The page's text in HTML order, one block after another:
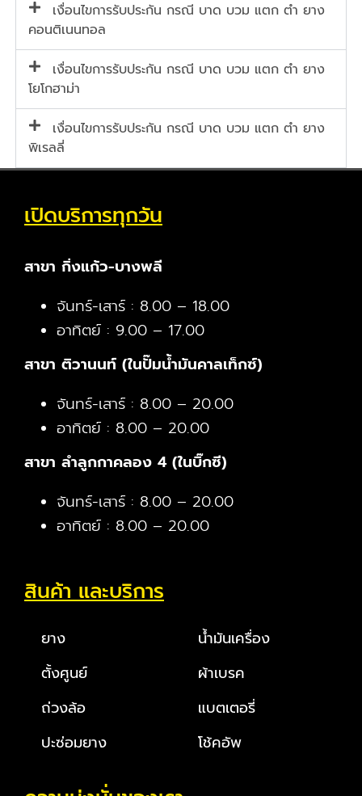
เงื่อนไขการรับประกัน กรณี บาด บวม แตก ตำ ยาง
คอนติเนนทอล
เงื่อนไขการรับประกัน กรณี บาด บวม แตก ตำ ยาง
โยโกฮาม่า
เงื่อนไขการรับประกัน กรณี บาด บวม แตก ตำ ยาง
พิเรลลี่
เปิดบริการทุกวัน
สาขา กิ่งแก้ว-บางพลี
จันทร์-เสาร์ : 8.00 – 18.00
อาทิตย์ : 9.00 – 17.00
สาขา ติวานนท์ (ในปั๊มน้ำมันคาลเท็กซ์)
จันทร์-เสาร์ : 8.00 – 20.00
อาทิตย์ : 8.00 – 20.00
สาขา ลำลูกกาคลอง 4 (ในบิ๊กซี)
จันทร์-เสาร์ : 8.00 – 20.00
อาทิตย์ : 8.00 – 20.00
สินค้า และบริการ
ยาง
ตั้งศูนย์
ถ่วงล้อ
ปะซ่อมยาง
น้ำมันเครื่อง
ผ้าเบรค
แบตเตอรี่
โช้คอัพ